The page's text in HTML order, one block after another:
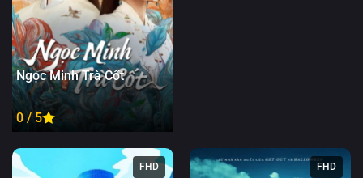
Ngọc Minh Trà Cốt
0 / 5
FHD FHD